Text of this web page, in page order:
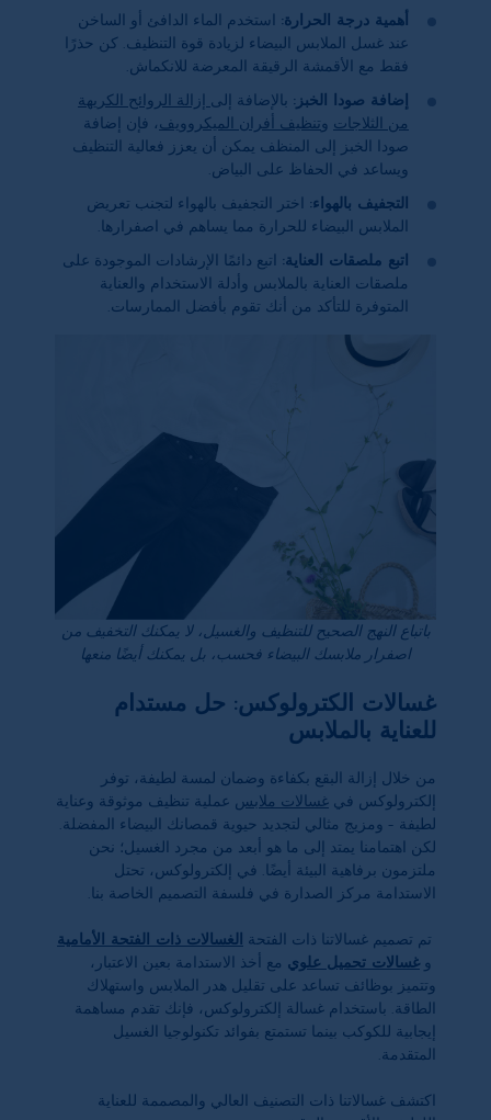
أهمية درجة الحرارة: استخدم الماء الدافئ أو الساخن
عند غسل الملابس البيضاء لزيادة قوة التنظيف. كن حذرًا
فقط مع الأقمشة الرقيقة المعرضة للانكماش.
إضافة صودا الخبز: بالإضافة إلى إزالة الروائح الكريهة
من الثلاجات وتنظيف أفران الميكروويف، فإن إضافة
صودا الخبز إلى المنظف يمكن أن يعزز فعالية التنظيف
ويساعد في الحفاظ على البياض.
التجفيف بالهواء: اختر التجفيف بالهواء لتجنب تعريض
الملابس البيضاء للحرارة مما يساهم في اصفرارها.
اتبع ملصقات العناية: اتبع دائمًا الإرشادات الموجودة على
ملصقات العناية بالملابس وأدلة الاستخدام والعناية
المتوفرة للتأكد من أنك تقوم بأفضل الممارسات.
باتباع النهج الصحيح للتنظيف والغسيل، لا يمكنك التخفيف من
اصفرار ملابسك البيضاء فحسب، بل يمكنك أيضًا منعها
غسالات الكترولوكس: حل مستدام
للعناية بالملابس
من خلال إزالة البقع بكفاءة وضمان لمسة لطيفة، توفر
إلكترولوكس في غسالات ملابس عملية تنظيف موثوقة وعناية
لطيفة - ومزيج مثالي لتجديد حيوية قمصانك البيضاء المفضلة.
لكن اهتمامنا يمتد إلى ما هو أبعد من مجرد الغسيل؛ نحن
ملتزمون برفاهية البيئة أيضًا. في إلكترولوكس، تحتل
الاستدامة مركز الصدارة في فلسفة التصميم الخاصة بنا.
تم تصميم غسالاتنا ذات الفتحة
الغسالات ذات الفتحة الأمامية
و غسالات تحميل علوي مع أخذ الاستدامة بعين الاعتبار،
وتتميز بوظائف تساعد على تقليل هدر الملابس واستهلاك
الطاقة. باستخدام غسالة إلكترولوكس، فإنك تقدم مساهمة
إيجابية للكوكب بينما تستمتع بفوائد تكنولوجيا الغسيل
المتقدمة.
اكتشف غسالاتنا ذات التصنيف العالي والمصممة للعناية